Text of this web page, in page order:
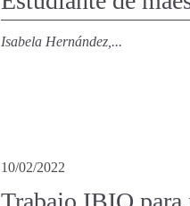
Isabela Hernández,...
10/02/2022